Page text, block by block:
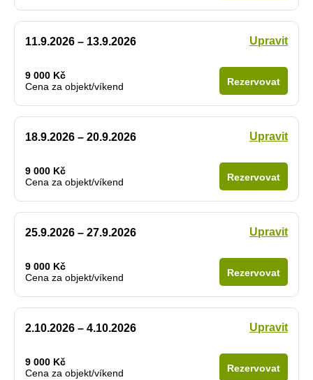
11.9.2026 – 13.9.2026 Upravit
9 000 Kč
Cena za objekt/víkend
Rezervovat
18.9.2026 – 20.9.2026 Upravit
9 000 Kč
Cena za objekt/víkend
Rezervovat
25.9.2026 – 27.9.2026 Upravit
9 000 Kč
Cena za objekt/víkend
Rezervovat
2.10.2026 – 4.10.2026 Upravit
9 000 Kč
Cena za objekt/víkend
Rezervovat